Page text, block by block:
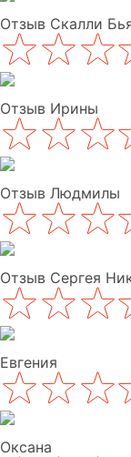
Отзыв Скалли
Отзыв Ирины
Отзыв Людмилы
Отзыв Сергея
Евгения
Оксана